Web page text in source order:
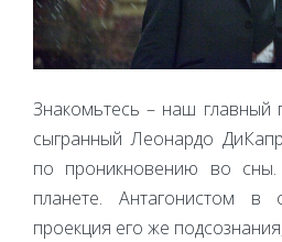
Знакомьтесь – наш главный
сыгранный Леонардо
по проникновению во
планете. Антагонистом в
проекция его же